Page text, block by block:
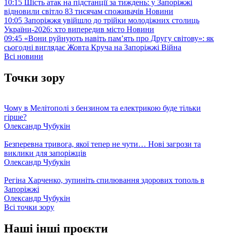
10:15 Шість атак на підстанції за тиждень: у Запоріжжі
відновили світло 83 тисячам споживачів Новини
10:05 Запоріжжя увійшло до трійки молодіжних столиць
України-2026: хто випередив місто Новини
09:45 «Вони руйнують навіть пам’ять про Другу світову»: як
сьогодні виглядає Жовта Круча на Запоріжжі Війна
Всі новини
Точки зору
Чому в Мелітополі з бензином та електрикою буде тільки
гірше?
Олександр Чубукін
Безперевна тривога, якої тепер не чути… Нові загрози та
виклики для запоріжців
Олександр Чубукін
Регіна Харченко, зупиніть спилювання здорових тополь в
Запоріжжі
Олександр Чубукін
Всі точки зору
Наші інші проєкти